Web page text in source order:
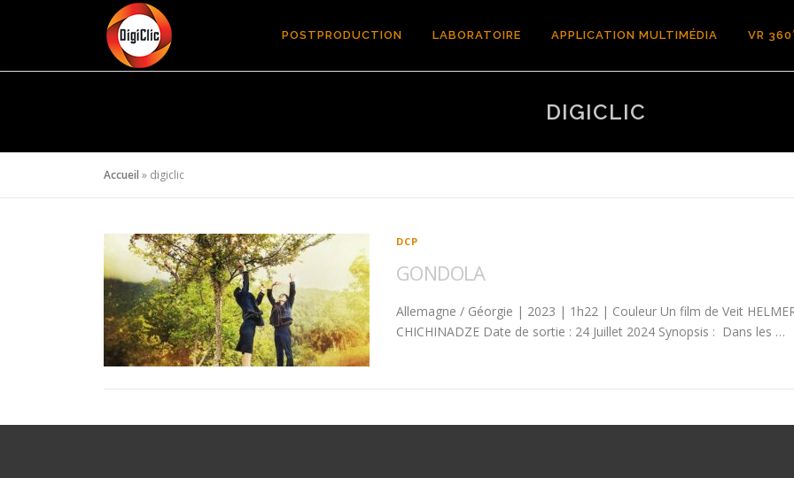
POSTPRODUCTION LABORATOIRE APPLICATION MULTIMÉDIA VR
DIGICLIC
Accueil » digiclic
DCP
GONDOLA
Allemagne / Géorgie | 2023 | 1h22 | Couleur Un film de Veit
CHICHINADZE Date de sortie : 24 Juillet 2024 Synopsis : Dans les …